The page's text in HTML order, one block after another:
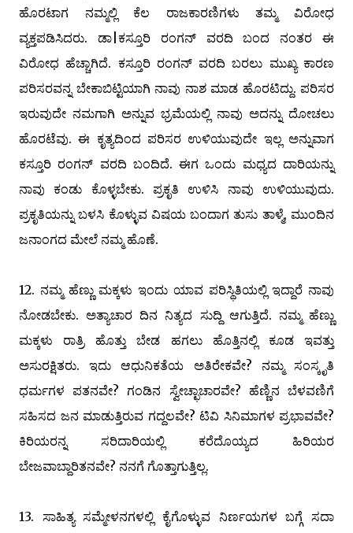
ಹೊರಟಾಗ ನಮ್ಮಲ್ಲಿ ಕೆಲ ರಾಜಕಾರಣಿಗಳು ತಮ್ಮ ವಿರೋಧ
ವ್ಯಕ್ತಪಡಿಸಿದರು. ಡಾ|ಕಸ್ತೂರಿ ರಂಗನ್‌ ವರದಿ ಬಂದ ನಂತರ ಈ
ವಿರೋಧ ಹೆಚ್ಚಾಗಿದೆ. ಕಸ್ತೂರಿ ರಂಗನ್‌ ವರದಿ ಬರಲು ಮುಖ್ಯ ಕಾರಣ
ಪರಿಸರವನ್ನ ಬೇಕಾಬಿಟ್ಟಿಯಾಗಿ ನಾವು ನಾಶ ಮಾಡ ಹೊರಟಿದ್ದು. ಪರಿಸರ
ಇರುವುದೇ ನಮಗಾಗಿ ಅನ್ನುವ ಭ್ರಮೆಯಲ್ಲಿ ನಾವು ಅದನ್ನು ದೋಚಲು
ಹೊರಟೆವು. ಈ ಕೃತ್ಯದಿಂದ ಪರಿಸರ ಉಳಿಯುವುದೇ ಇಲ್ಲ ಅನ್ನುವಾಗ
ಕಸ್ತೂರಿ ರಂಗನ್‌ ವರದಿ ಬಂದಿದೆ. ಈಗ ಒಂದು ಮಧ್ಯದ ದಾರಿಯನ್ನು
ನಾವು ಕಂಡು ಕೊಳ್ಳಬೇಕು. ಪ್ರಕೃತಿ ಉಳಿಸಿ ನಾವು ಉಳಿಯುವುದು.
ಪ್ರಕೃತಿಯನ್ನು ಬಳಸಿ ಕೊಳ್ಳುವ ವಿಷಯ ಬಂದಾಗ ತುಸು ತಾಳ್ಮೆ, ಮುಂದಿನ
ಜನಾಂಗದ ಮೇಲೆ ನಮ್ಮ ಹೊಣೆ.
12. ನಮ್ಮ ಹೆಣ್ಣು ಮಕ್ಕಳು ಇಂದು ಯಾವ ಪರಿಸ್ಥಿತಿಯಲ್ಲಿ ಇದ್ದಾರೆ ನಾವು
ನೋಡಬೇಕು. ಅತ್ಯಾಚಾರ ದಿನ ನಿತ್ಯದ ಸುದ್ದಿ ಆಗುತ್ತಿದೆ. ನಮ್ಮ ಹೆಣ್ಣು
ಮಕ್ಕಳು ರಾತ್ರಿ ಹೊತ್ತು ಬೇಡ ಹಗಲು ಹೊತ್ತಿನಲ್ಲಿ ಕೂಡ ಇವತ್ತು
ಅಸುರಕ್ಷಿತರು. ಇದು ಆಧುನಿಕತೆಯ ಅತಿರೇಕವೇ? ನಮ್ಮ ಸಂಸ್ಕೃತಿ
ಧರ್ಮಗಳ ಪತನವೇ? ಗಂಡಿನ ಸ್ವೇಚ್ಛಾಚಾರವೇ? ಹೆಣ್ಣಿನ ಬೆಳವಣಿಗೆ
ಸಹಿಸದ ಜನ ಮಾಡುತ್ತಿರುವ ಗದ್ದಲವೇ? ಟಿವಿ ಸಿನಿಮಾಗಳ ಪ್ರಭಾವವೇ?
ಕಿರಿಯರನ್ನ ಸರಿದಾರಿಯಲ್ಲಿ ಕರೆದೊಯ್ಯದ ಹಿರಿಯರ
ಬೇಜವಾಬ್ದಾರಿತನವೇ? ನನಗೆ ಗೊತ್ತಾಗುತ್ತಿಲ್ಲ.
13. ಸಾಹಿತ್ಯ ಸಮ್ಮೇಳನಗಳಲ್ಲಿ ಕೈಗೊಳ್ಳುವ ನಿರ್ಣಯಗಳ ಬಗ್ಗೆ ಸದಾ